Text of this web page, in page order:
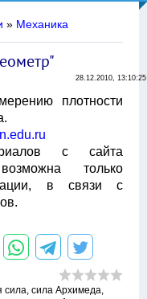
» Механика
28.12.2010, 13:10:25
плотности
с сайта
только
в связи с
сила, сила Архимеда,